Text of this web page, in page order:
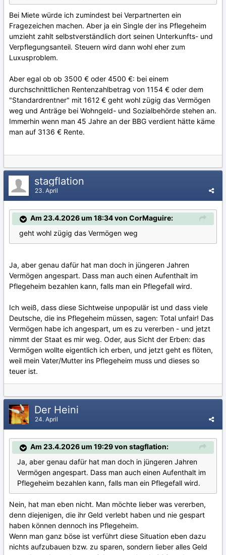
Bei Miete würde ich zumindest bei Verpartnerten ein
Fragezeichen machen. Aber ja ein Single der ins Pflegeheim
umzieht zahlt selbstverständlich dort seinen Unterkunfts- und
Verpflegungsanteil. Steuern wird dann wohl eher zum
Luxusproblem.
Aber egal ob ob 3500 € oder 4500 €: bei einem
durchschnittlichen Rentenzahlbetrag von 1154 € oder dem
"Standardrentner" mit 1612 € geht wohl zügig das Vermögen
weg und Anträge bei Wohngeld- und Sozialbehörde stehen an.
Immerhin wenn man 45 Jahre an der BBG verdient hätte käme
man auf 3136 € Rente.
stagflation
23. April
Am 23.4.2026 um 18:34 von CorMaguire:
geht wohl zügig das Vermögen weg
Ja, aber genau dafür hat man doch in jüngeren Jahren
Vermögen angespart. Dass man auch einen Aufenthalt im
Pflegeheim bezahlen kann, falls man ein Pflegefall wird.
Ich weiß, dass diese Sichtweise unpopulär ist und dass viele
Deutsche, die ins Pflegeheim müssen, sagen: Total unfair! Das
Vermögen habe ich angespart, um es zu vererben - und jetzt
nimmt der Staat es mir weg. Oder, aus Sicht der Erben: das
Vermögen wollte eigentlich ich erben, und jetzt geht es flöten,
weil mein Vater/Mutter ins Pflegeheim muss und dieses so
teuer ist.
Der Heini
24. April
Am 23.4.2026 um 19:29 von stagflation:
Ja, aber genau dafür hat man doch in jüngeren Jahren
Vermögen angespart. Dass man auch einen Aufenthalt im
Pflegeheim bezahlen kann, falls man ein Pflegefall wird.
Nein, hat man eben nicht. Man möchte lieber was vererben,
denn diejenigen, die ihr Geld verlebt haben und nie gespart
haben können dennoch ins Pflegeheim.
Wenn man ganz böse ist verführt diese Situation eben dazu
nichts aufzubauen bzw. zu sparen, sondern lieber alles Geld